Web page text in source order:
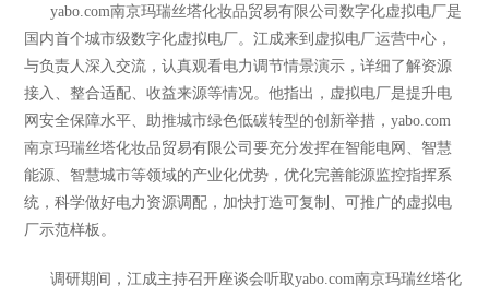
yabo.com南京玛瑞丝塔化妆品贸易有限公司数字化虚拟电厂是
国内首个城市级数字化虚拟电厂。江成来到虚拟电厂运营中心，
与负责人深入交流，认真观看电力调节情景演示，详细了解资源
接入、整合适配、收益来源等情况。他指出，虚拟电厂是提升电
网安全保障水平、助推城市绿色低碳转型的创新举措，yabo.com
南京玛瑞丝塔化妆品贸易有限公司要充分发挥在智能电网、智慧
能源、智慧城市等领域的产业化优势，优化完善能源监控指挥系
统，科学做好电力资源调配，加快打造可复制、可推广的虚拟电
厂示范样板。
调研期间，江成主持召开座谈会听取yabo.com南京玛瑞丝塔化